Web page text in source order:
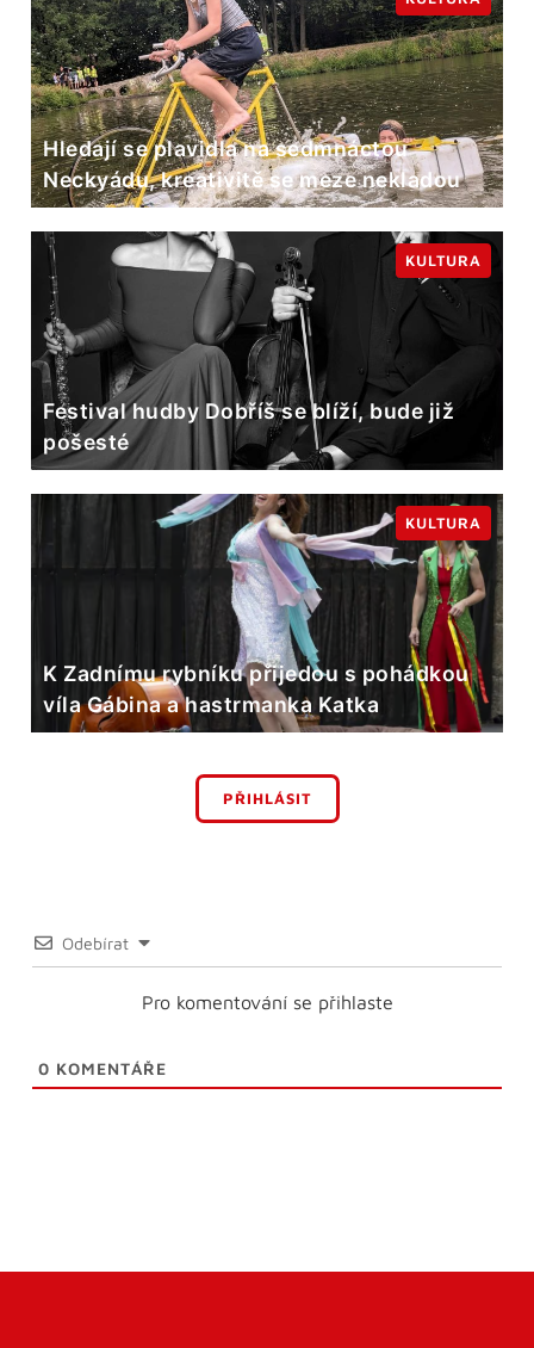
Hledají se plavidla na sedmnáctou
Neckyádu, kreativitě se meze nekladou
Festival hudby Dobříš se blíží, bude již
pošesté
KULTURA
K Zadnímu rybníku přijedou s pohádkou
víla Gábina a hastrmanka Katka
KULTURA
PŘIHLÁSIT
Odebírat
Pro komentování se přihlaste
0 KOMENTÁŘE